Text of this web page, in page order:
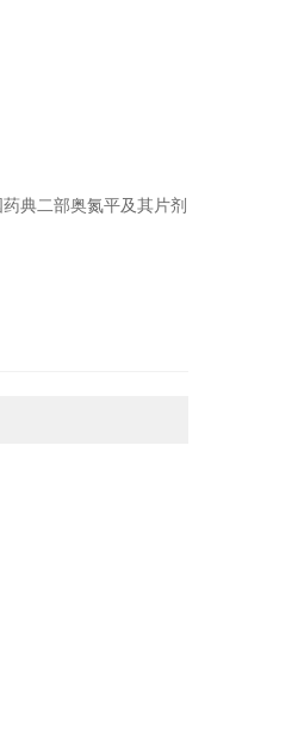
典二部奥氮平及其片剂